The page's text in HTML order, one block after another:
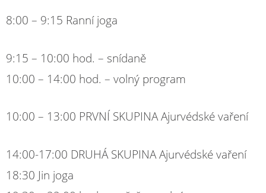
8:00 – 9:15 Ranní joga
9:15 – 10:00 hod. – snídaně
10:00 – 14:00 hod. – volný program
10:00 – 13:00 PRVNÍ SKUPINA Ajurvédské vaření
14:00-17:00 DRUHÁ SKUPINA Ajurvédské vaření
18:30 Jin joga